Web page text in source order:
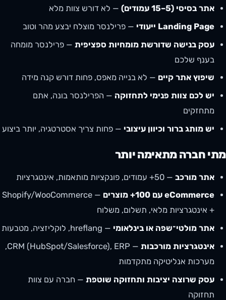
אתר בסיסי (5–15 עמודים)
— לא דורש צוות מלא
Landing Page ייעודי
— פרילנסר מוצלח יבצע מהר וטוב
עסק בנישה שדורשת מומחיות ספציפית — פרילנסר מומחה
בענף שלכם
שיפוץ אתר קיים — לא בנייה מאפס, פחות דורש קנה מידה
יש לכם צוות פנימי לתחזוקה — הפרילנסר בונה, אתם
מתחזקים
יש מותג ברור וכיוון עיצובי — פחות צריך אסטרטגיה, יותר ביצוע
מתי חברה מתאימה יותר
אתר מורכב — 50+ עמודים, פונקציות מותאמות, אינטגרציות
eCommerce עם 100+ מוצרים
— Shopify/WooCommerce
+ אינטגרציות מלאי, תשלום, משלוח
אתר מולטי־שפה או בינלאומי — hreflang, לוקליזציה, מטבעות
אינטגרציות מורכבות
— CRM (HubSpot/Salesforce), ERP,
מערכות אנליטיקה מתקדמות
עסק שרוצה יציבות ותחזוקה שוטפת — חברה עם צוות
תחזוקה